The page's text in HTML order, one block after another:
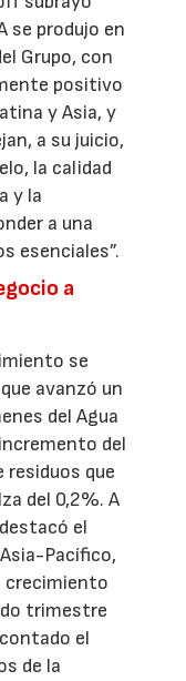
se produjo en
Grupo, con
positivo
y Asia, y
a su juicio,
la calidad
y la
a una
esenciales”.
a
se
avanzó un
del Agua
del
residuos que
del 0,2%. A
el
Pacífico,
crecimiento
trimestre
el
de la